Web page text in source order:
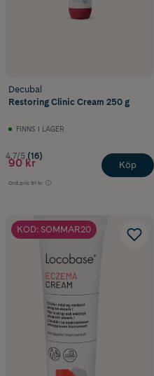
Decubal
Restoring Clinic Cream 250 g
FINNS I LAGER
4.7/5 (16)
90 kr
Ord.pris 91 kr
Köp
KOD: SOMMAR20